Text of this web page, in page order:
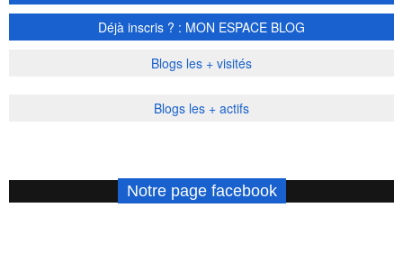
Déjà inscris ? : MON ESPACE BLOG
Blogs les + visités
Blogs les + actifs
Notre page facebook